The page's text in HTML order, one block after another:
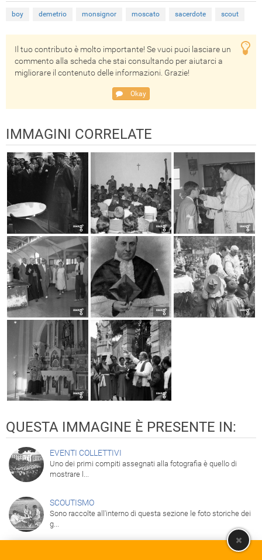
boy demetrio monsignor moscato sacerdote scout
Il tuo contributo è molto importante! Se vuoi puoi lasciare un
commento alla scheda che stai consultando per aiutarci a
migliorare il contenuto delle informazioni. Grazie!
Okay
IMMAGINI CORRELATE
QUESTA IMMAGINE È PRESENTE IN:
EVENTI COLLETTIVI
Uno dei primi compiti assegnati alla fotografia è quello di
mostrare l...
SCOUTISMO
Sono raccolte all'interno di questa sezione le foto storiche dei
g...